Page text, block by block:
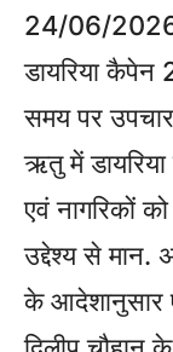
24/06/2026
डायरिया कैपेन
समय पर
ऋतु में डायरिया
एवं नागरिकों
उद्देश्य से मान.
के आदेशानुसार